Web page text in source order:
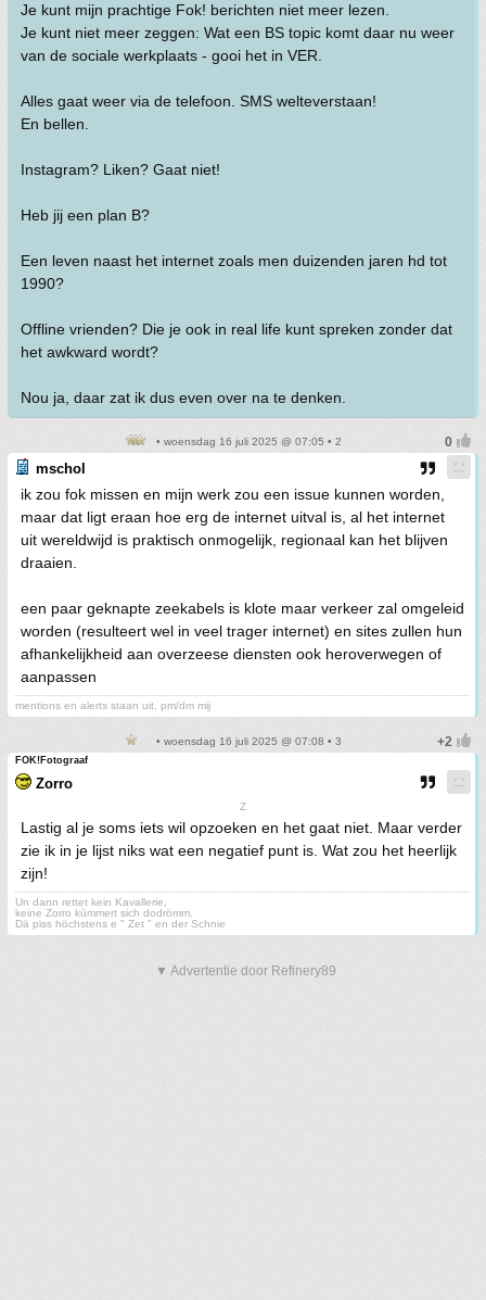
Je kunt mijn prachtige Fok! berichten niet meer lezen.
Je kunt niet meer zeggen: Wat een BS topic komt daar nu weer
van de sociale werkplaats - gooi het in VER.
Alles gaat weer via de telefoon. SMS welteverstaan!
En bellen.
Instagram? Liken? Gaat niet!
Heb jij een plan B?
Een leven naast het internet zoals men duizenden jaren hd tot
1990?
Offline vrienden? Die je ook in real life kunt spreken zonder dat
het awkward wordt?
Nou ja, daar zat ik dus even over na te denken.
• woensdag 16 juli 2025 @ 07:05 • 2
mschol
ik zou fok missen en mijn werk zou een issue kunnen worden,
maar dat ligt eraan hoe erg de internet uitval is, al het internet
uit wereldwijd is praktisch onmogelijk, regionaal kan het blijven
draaien.
een paar geknapte zeekabels is klote maar verkeer zal omgeleid
worden (resulteert wel in veel trager internet) en sites zullen hun
afhankelijkheid aan overzeese diensten ook heroverwegen of
aanpassen
mentions en alerts staan uit, pm/dm mij
• woensdag 16 juli 2025 @ 07:08 • 3
FOK!Fotograaf
Zorro
Z
Lastig al je soms iets wil opzoeken en het gaat niet. Maar verder
zie ik in je lijst niks wat een negatief punt is. Wat zou het heerlijk
zijn!
Un dann rettet kein Kavallerie,
keine Zorro kümmert sich dodrömm.
Dä piss höchstens e " Zet " en der Schnie
▼ Advertentie door Refinery89